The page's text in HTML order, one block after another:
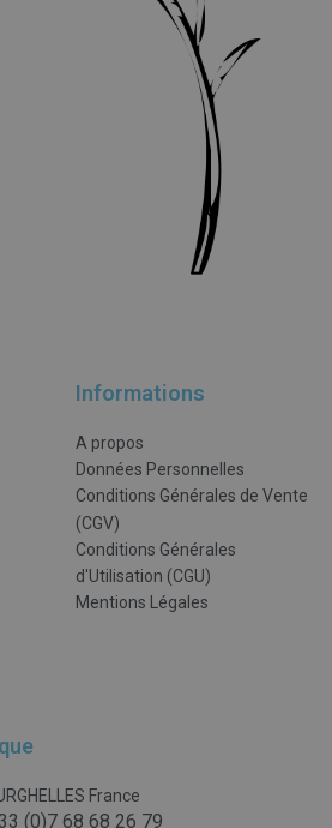
Informations
A propos
Données Personnelles
Conditions Générales de Vente
(CGV)
Conditions Générales
d'Utilisation (CGU)
Mentions Légales
France
(0)7 68 68 26 79